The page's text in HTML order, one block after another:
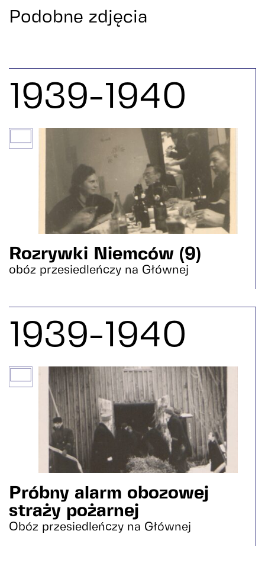
Podobne zdjęcia
1939-1940
Rozrywki Niemców (9)
obóz przesiedleńczy na Głównej
1939-1940
Próbny alarm obozowej
straży pożarnej
Obóz przesiedleńczy na Głównej